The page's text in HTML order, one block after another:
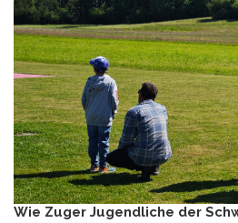
Wie Zuger Jugendliche der